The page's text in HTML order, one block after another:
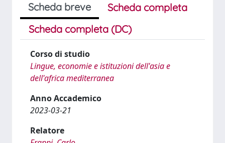
Scheda breve
Scheda completa
Scheda completa (DC)
Corso di studio
Lingue, economie e istituzioni dell'asia e
dell'africa mediterranea
Anno Accademico
2023-03-21
Relatore